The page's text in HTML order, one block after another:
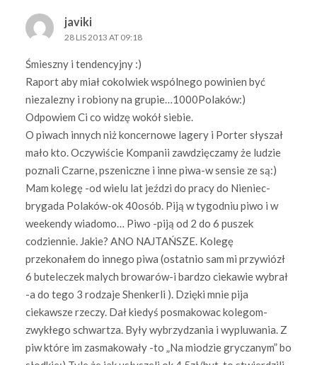
javiki
28 LIS 2013 AT 09:18
Śmieszny i tendencyjny :)
Raport aby miał cokolwiek wspólnego powinien być
niezalezny i robiony na grupie…1000Polaków:)
Odpowiem Ci co widzę wokół siebie.
O piwach innych niż koncernowe lagery i Porter słyszał
mało kto. Oczywiście Kompanii zawdzięczamy że ludzie
poznali Czarne, pszeniczne i inne piwa-w sensie ze są:)
Mam kolegę -od wielu lat jeździ do pracy do Nieniec-
brygada Polaków-ok 40osób. Piją w tygodniu piwo i w
weekendy wiadomo… Piwo -piją od 2 do 6 puszek
codziennie. Jakie? ANO NAJTAŃSZE. Kolegę
przekonałem do innego piwa (ostatnio sam mi przywiózł
6 buteleczek malych browarów-i bardzo ciekawie wybrał
-a do tego 3 rodzaje Shenkerli ). Dzięki mnie pija
ciekawsze rzeczy. Dał kiedyś posmakowac kolegom-
zwykłego schwartza. Były wybrzydzania i wypluwania. Z
piw które im zasmakowały -to „Na miodzie gryczanym” bo